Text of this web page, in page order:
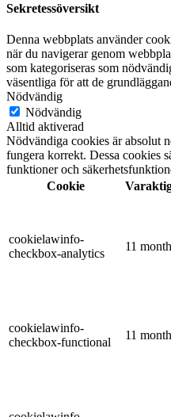
Sekretessöversikt
Denna webbplats använder
när du navigerar genom
som kategoriseras som
väsentliga för att de
Nödvändig
Nödvändig
Alltid aktiverad
Nödvändiga cookies är absolut
fungera korrekt. Dessa cookies
funktioner och
Cookie
cookielawinfo-
checkbox-analytics
11
cookielawinfo-
checkbox-functional
11